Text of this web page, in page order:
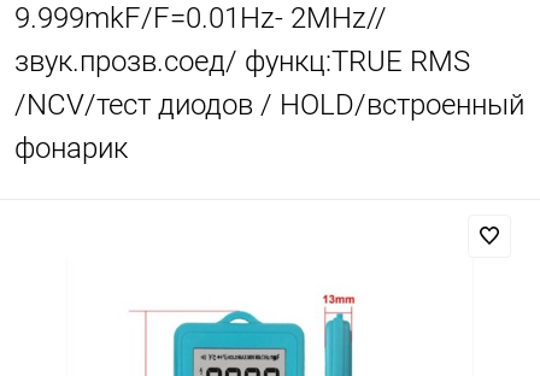
9.999mkF/F=0.01Hz- 2MHz//
звук.прозв.соед/ функц:TRUE RMS
/NCV/тест диодов / HOLD/встроенный
фонарик